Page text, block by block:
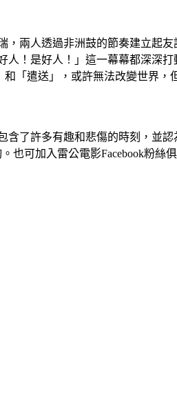
兩人透過非洲鼓的節奏建立起
！是好人！」這一幕幕都深深
「遣送」，或許無法改變世界
了許多有趣和悲傷的時刻，並
也可加入雷公電影Facebook粉絲